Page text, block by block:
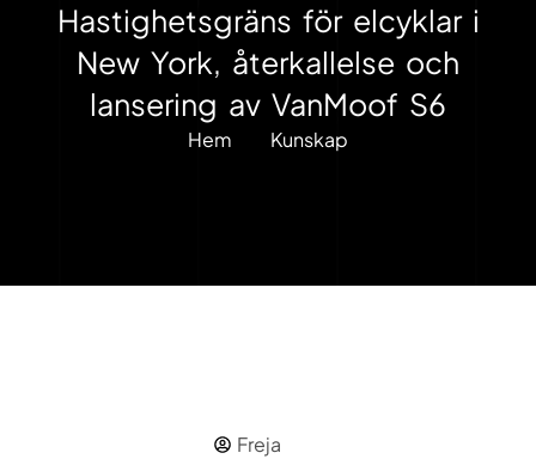
Hastighetsgräns för elcyklar i
New York, återkallelse och
lansering av VanMoof S6
Hem Kunskap
Freja